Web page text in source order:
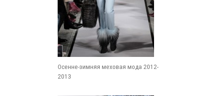
Осенне-зимняя меховая мода 2012-
2013